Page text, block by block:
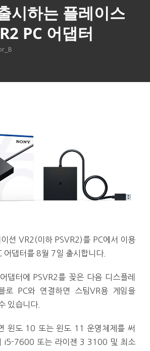
시하는 플레이스
PC 어댑터
션 VR2(이하 PSVR2)를 PC에서 이용
어댑터를 8월 7일 출시합니다.
댑터에 PSVR2를 꽂은 다음 디스플레
로 PC와 연결하면 스팀VR용 게임을
있습니다.
윈도 10 또는 윈도 11 운영체제를 써
i5-7600 또는 라이젠 3 3100 및 최소